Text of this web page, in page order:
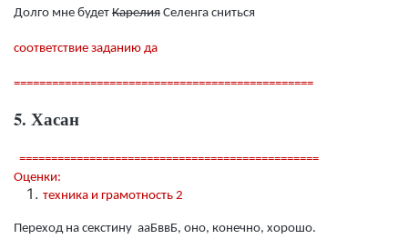
Долго мне будет Карелия Селенга сниться
соответствие заданию да
===============================================
5. Хасан
===============================================
Оценки:
техника и грамотность 2
Переход на секстину ааБввБ, оно, конечно, хорошо.